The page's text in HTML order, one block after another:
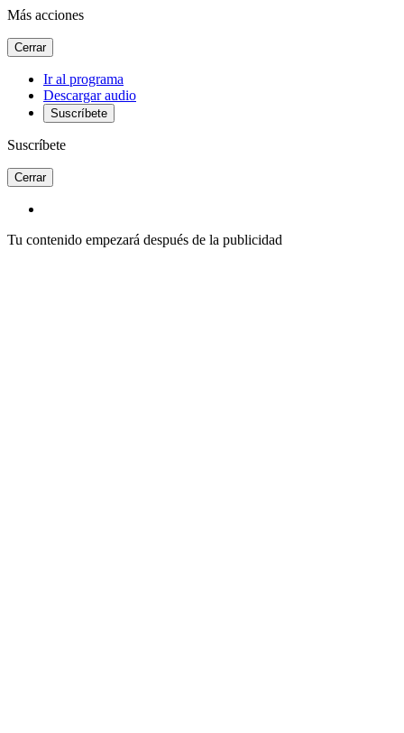
Más acciones
Cerrar
Ir al programa
Descargar audio
Suscríbete
Suscríbete
Cerrar
Tu contenido empezará después de la publicidad